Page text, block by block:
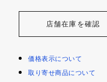
店舗在庫を確認
価格表示について
取り寄せ商品について